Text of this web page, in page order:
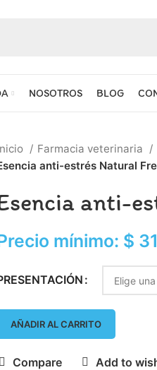
NOSOTROS BLOG
Farmacia veterinaria
anti-estrés Natural
anti-
mínimo: $
AÑADIR AL CARRITO
Compare Add to